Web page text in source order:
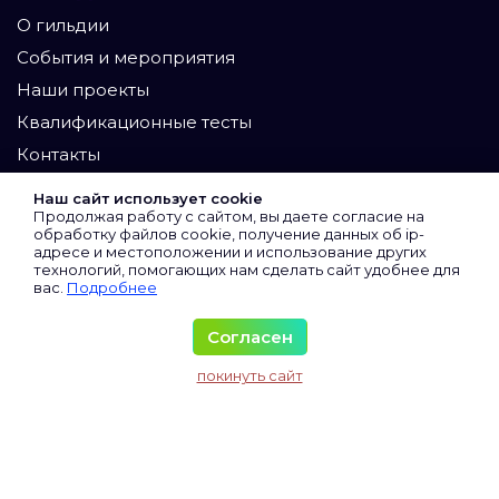
О гильдии
События и мероприятия
Наши проекты
Квалификационные тесты
Контакты
Участники
Экспертный клуб
Сертифицированные
Виртуальные
Наш сайт использует cookie
Продолжая работу с сайтом, вы даете согласие на
обработку файлов cookie, получение данных об ip-
адресе и местоположении и использование других
технологий, помогающих нам сделать сайт удобнее для
вас. Подробнее
Согласен
покинуть сайт